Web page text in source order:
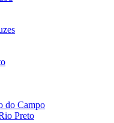
do Campo
Preto